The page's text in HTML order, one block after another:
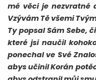
mé věci je nezvratné
Vzývám Tě všemi
Ty popsal Sám Sebe,
které jsi naučil
ponechal ve Své
abys učinil Korán